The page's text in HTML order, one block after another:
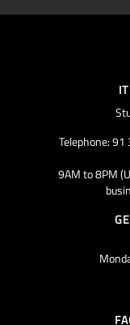
Telephone:
9AM to 8PM